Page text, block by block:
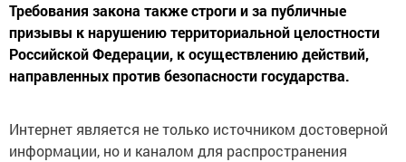
Требования закона также строги и за публичные
призывы к нарушению территориальной целостности
Российской Федерации, к осуществлению действий,
направленных против безопасности государства.
Интернет является не только источником достоверной
информации, но и каналом для распространения